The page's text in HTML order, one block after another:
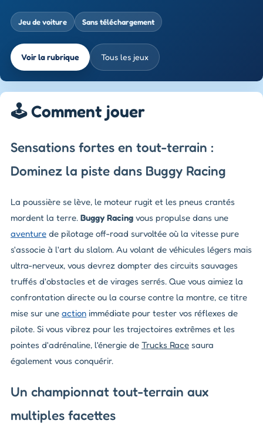
Jeu de voiture Sans téléchargement
Voir la rubrique Tous les jeux
🕹️ Comment jouer
Sensations fortes en tout-terrain :
Dominez la piste dans Buggy Racing
La poussière se lève, le moteur rugit et les pneus crantés
mordent la terre. Buggy Racing vous propulse dans une
aventure de pilotage off-road survoltée où la vitesse pure
s'associe à l'art du slalom. Au volant de véhicules légers mais
ultra-nerveux, vous devrez dompter des circuits sauvages
truffés d'obstacles et de virages serrés. Que vous aimiez la
confrontation directe ou la course contre la montre, ce titre
mise sur une action immédiate pour tester vos réflexes de
pilote. Si vous vibrez pour les trajectoires extrêmes et les
pointes d'adrénaline, l'énergie de Trucks Race saura
également vous conquérir.
Un championnat tout-terrain aux
multiples facettes